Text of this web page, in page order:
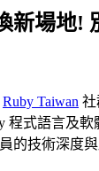
新場地!
Ruby Taiwan 社
程式語言及
的技術深度與